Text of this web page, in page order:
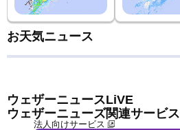
お天気ニュース
ウェザーニュースLiVE
ウェザーニューズ関連サービス
法人向けサービス